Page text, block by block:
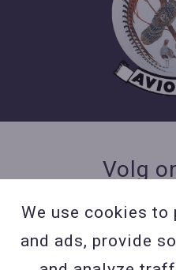
Volg
Contact
We use cookies
and ads, provide